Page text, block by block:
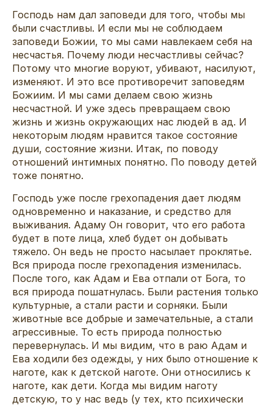
Господь нам дал заповеди для того, чтобы мы
были счастливы. И если мы не соблюдаем
заповеди Божии, то мы сами навлекаем себя на
несчастья. Почему люди несчастливы сейчас?
Потому что многие воруют, убивают, насилуют,
изменяют. И это все противоречит заповедям
Божиим. И мы сами делаем свою жизнь
несчастной. И уже здесь превращаем свою
жизнь и жизнь окружающих нас людей в ад. И
некоторым людям нравится такое состояние
души, состояние жизни. Итак, по поводу
отношений интимных понятно. По поводу детей
тоже понятно.
Господь уже после грехопадения дает людям
одновременно и наказание, и средство для
выживания. Адаму Он говорит, что его работа
будет в поте лица, хлеб будет он добывать
тяжело. Он ведь не просто насылает проклятье.
Вся природа после грехопадения изменилась.
После того, как Адам и Ева отпали от Бога, то
вся природа пошатнулась. Были растения только
культурные, а стали расти и сорняки. Были
животные все добрые и замечательные, а стали
агрессивные. То есть природа полностью
перевернулась. И мы видим, что в раю Адам и
Ева ходили без одежды, у них было отношение к
наготе, как к детской наготе. Они относились к
наготе, как дети. Когда мы видим наготу
детскую, то у нас ведь (у тех, кто психически